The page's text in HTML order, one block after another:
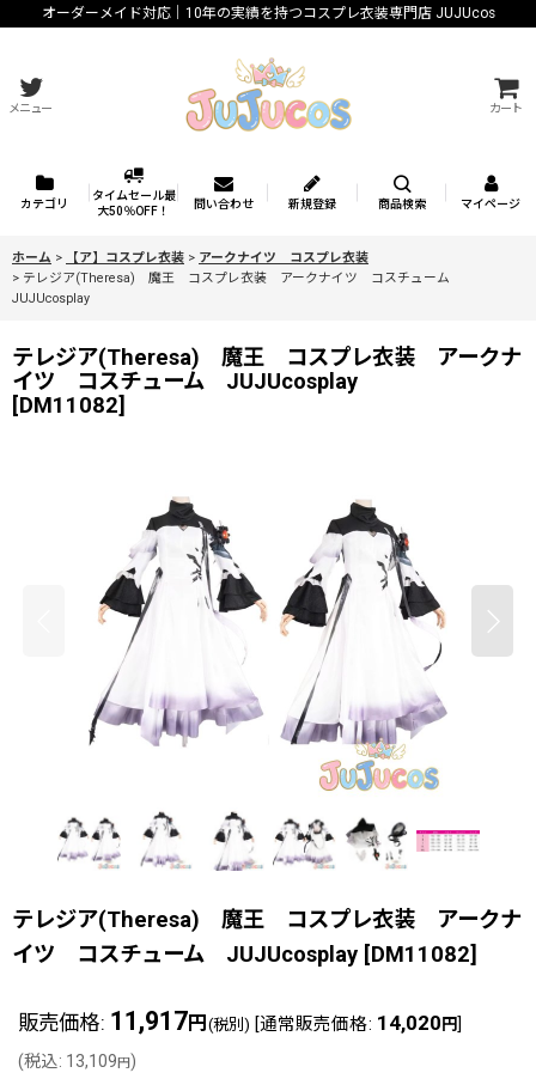
オーダーメイド対応｜10年の実績を持つコスプレ衣装専門店 JUJUcos
メニュー カート
カテゴリ
タイムセール最
大50％OFF！
問い合わせ 新規登録 商品検索 マイページ
ホーム > 【ア】コスプレ衣装 > アークナイツ コスプレ衣装
> テレジア(Theresa) 魔王 コスプレ衣装 アークナイツ コスチューム
JUJUcosplay
テレジア(Theresa) 魔王 コスプレ衣装 アークナ
イツ コスチューム JUJUcosplay
[DM11082]
テレジア(Theresa) 魔王 コスプレ衣装 アークナ
イツ コスチューム JUJUcosplay [DM11082]
販売価格: 11,917円 (税別) [通常販売価格: 14,020 円]
(税込: 13,109円)